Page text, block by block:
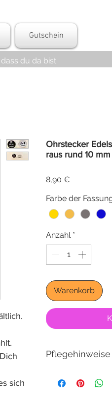
Gutschein
du da bist.
sich
Ohrstecker
raus rund 10 mm
8,90 €
Farbe der
Anzahl *
Warenkorb
Pflegehinweise
Ohrstecker